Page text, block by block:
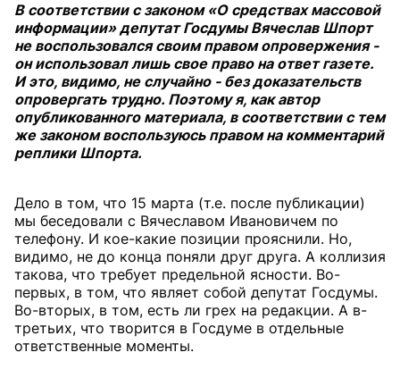
В соответствии с законом «О средствах массовой
информации» депутат Госдумы Вячеслав Шпорт
не воспользовался своим правом опровержения -
он использовал лишь свое право на ответ газете.
И это, видимо, не случайно - без доказательств
опровергать трудно. Поэтому я, как автор
опубликованного материала, в соответствии с тем
же законом воспользуюсь правом на комментарий
реплики Шпорта.
Дело в том, что 15 марта (т.е. после публикации)
мы беседовали с Вячеславом Ивановичем по
телефону. И кое-какие позиции прояснили. Но,
видимо, не до конца поняли друг друга. А коллизия
такова, что требует предельной ясности. Во-
первых, в том, что являет собой депутат Госдумы.
Во-вторых, в том, есть ли грех на редакции. А в-
третьих, что творится в Госдуме в отдельные
ответственные моменты.